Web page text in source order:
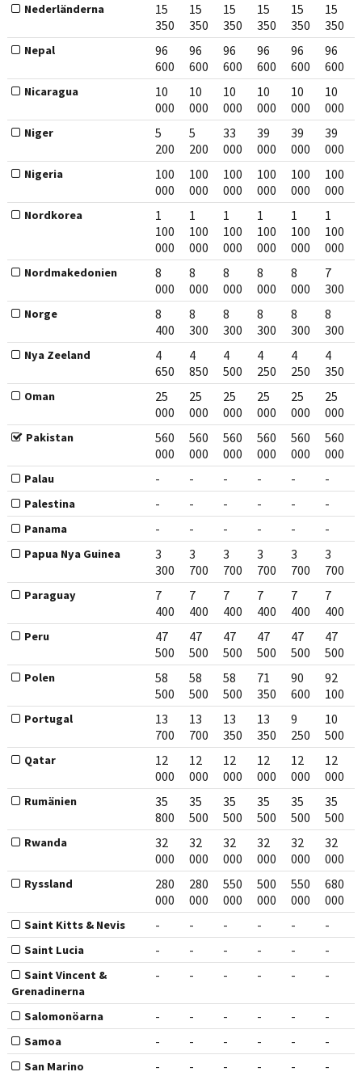
Nederländerna
15
350
15
350
15
350
15
350
15
350
15
350
Nepal
96
600
96
600
96
600
96
600
96
600
96
600
Nicaragua
10
000
10
000
10
000
10
000
10
000
10
000
Niger
5
200
5
200
33
000
39
000
39
000
39
000
Nigeria
100
000
100
000
100
000
100
000
100
000
100
000
Nordkorea
1
100
000
1
100
000
1
100
000
1
100
000
1
100
000
1
100
000
Nordmakedonien
8
000
8
000
8
000
8
000
8
000
7
300
Norge
8
400
8
300
8
300
8
300
8
300
8
300
Nya Zeeland
4
650
4
850
4
500
4
250
4
250
4
350
Oman
25
000
25
000
25
000
25
000
25
000
25
000
Pakistan
560
000
560
000
560
000
560
000
560
000
560
000
Palau - - - - - -
Palestina - - - - - -
Panama - - - - - -
Papua Nya Guinea
3
300
3
700
3
700
3
700
3
700
3
700
Paraguay
7
400
7
400
7
400
7
400
7
400
7
400
Peru
47
500
47
500
47
500
47
500
47
500
47
500
Polen
58
500
58
500
58
500
71
350
90
600
92
100
Portugal
13
700
13
700
13
350
13
350
9
250
10
500
Qatar
12
000
12
000
12
000
12
000
12
000
12
000
Rumänien
35
800
35
500
35
500
35
500
35
500
35
500
Rwanda
32
000
32
000
32
000
32
000
32
000
32
000
Ryssland
280
000
280
000
550
000
500
000
550
000
680
000
Saint Kitts & Nevis - - - - - -
Saint Lucia - - - - - -
Saint Vincent &
Grenadinerna
- - - - - -
Salomonöarna - - - - - -
Samoa - - - - - -
San Marino - - - - - -